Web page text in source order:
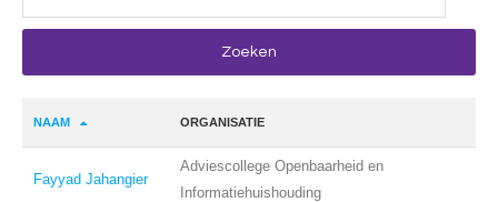
NAAM ORGANISATIE
Fayyad Jahangier
Adviescollege Openbaarheid en
Informatiehuishouding